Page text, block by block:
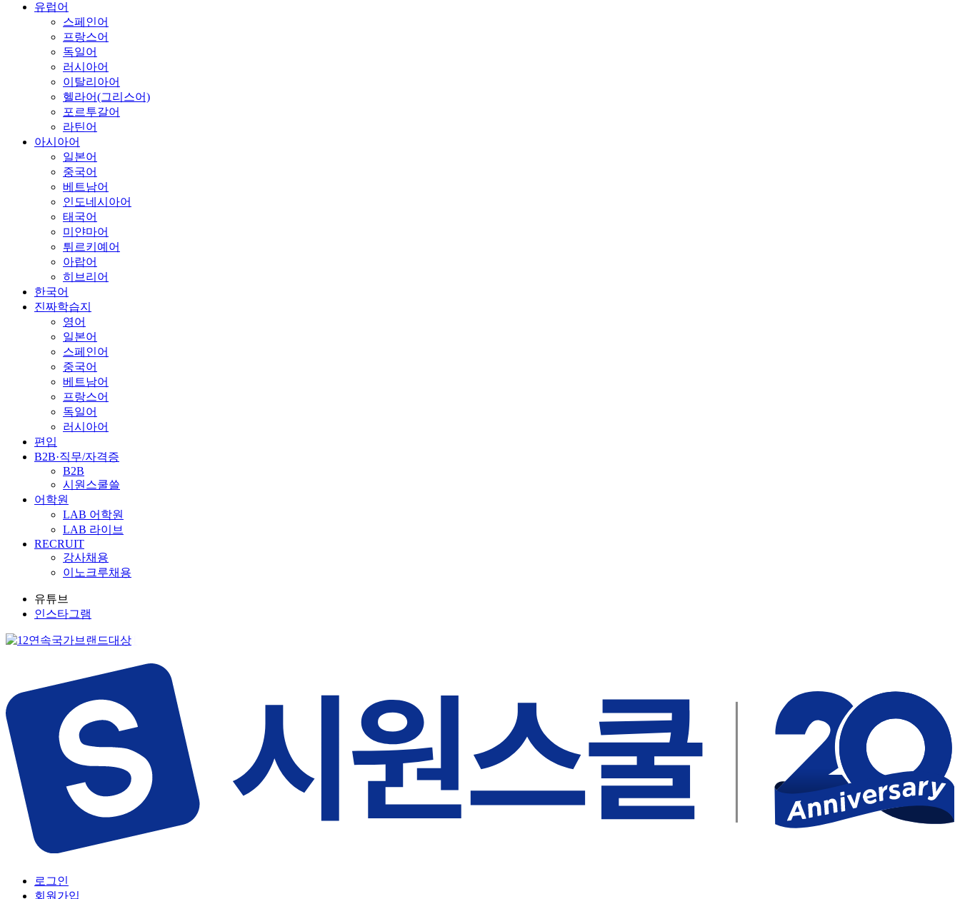
유럽어
스페인어
프랑스어
독일어
러시아어
이탈리아어
헬라어(그리스어)
포르투갈어
라틴어
아시아어
일본어
중국어
베트남어
인도네시아어
태국어
미얀마어
튀르키예어
아랍어
히브리어
한국어
진짜학습지
영어
일본어
스페인어
중국어
베트남어
프랑스어
독일어
러시아어
편입
B2B·직무/자격증
B2B
시원스쿨쓸
어학원
LAB 어학원
LAB 라이브
RECRUIT
강사채용
이노크루채용
유튜브
인스타그램
로그인
회원가입